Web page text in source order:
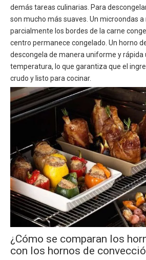
demás tareas culinarias. Para
son mucho más suaves. Un microondas
parcialmente los bordes de la carne
centro permanece congelado. Un horno
descongela de manera uniforme y rápida
temperatura, lo que garantiza que el
crudo y listo para cocinar.
¿Cómo se comparan los
con los hornos de